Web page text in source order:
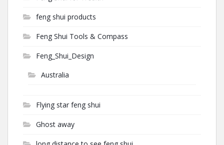
feng shui products
Feng Shui Tools & Compass
Feng_Shui_Design
Australia
Flying star feng shui
Ghost away